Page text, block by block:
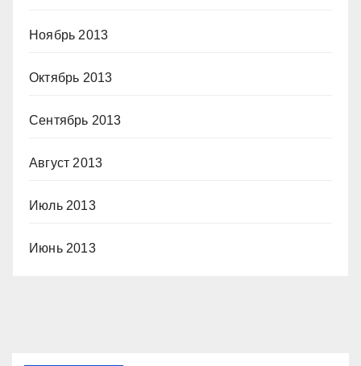
Ноябрь 2013
Октябрь 2013
Сентябрь 2013
Август 2013
Июль 2013
Июнь 2013